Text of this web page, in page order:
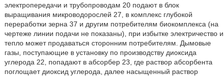
электропередачи и трубопроводам 20 подают в блок
выращивания микроводорослей 27, в комплекс глубокой
переработки зерна 37 и другим потребителям биокомплекса (на
чертеже линии подачи не показаны), при избытке электричество и
тепло может продаваться сторонним потребителям. Дымовые
газы, поступающие в установку по производству диоксида
углерода 22, попадают в абсорбер 23, где раствор абсорбента
поглощает диоксид углерода, далее насыщенный раствор